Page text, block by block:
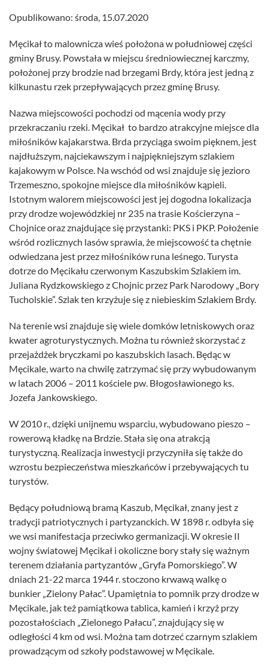
Opublikowano: środa, 15.07.2020
Męcikał to malownicza wieś położona w południowej części
gminy Brusy. Powstała w miejscu średniowiecznej karczmy,
położonej przy brodzie nad brzegami Brdy, która jest jedną z
kilkunastu rzek przepływających przez gminę Brusy.
Nazwa miejscowości pochodzi od mącenia wody przy
przekraczaniu rzeki. Męcikał to bardzo atrakcyjne miejsce dla
miłośników kajakarstwa. Brda przyciąga swoim pięknem, jest
najdłuższym, najciekawszym i najpiękniejszym szlakiem
kajakowym w Polsce. Na wschód od wsi znajduje się jezioro
Trzemeszno, spokojne miejsce dla miłośników kąpieli.
Istotnym walorem miejscowości jest jej dogodna lokalizacja
przy drodze wojewódzkiej nr 235 na trasie Kościerzyna –
Chojnice oraz znajdujące się przystanki: PKS i PKP. Położenie
wśród rozlicznych lasów sprawia, że miejscowość ta chętnie
odwiedzana jest przez miłośników runa leśnego. Turysta
dotrze do Męcikału czerwonym Kaszubskim Szlakiem im.
Juliana Rydzkowskiego z Chojnic przez Park Narodowy „Bory
Tucholskie”. Szlak ten krzyżuje się z niebieskim Szlakiem Brdy.
Na terenie wsi znajduje się wiele domków letniskowych oraz
kwater agroturystycznych. Można tu również skorzystać z
przejażdżek bryczkami po kaszubskich lasach. Będąc w
Męcikale, warto na chwilę zatrzymać się przy wybudowanym
w latach 2006 – 2011 kościele pw. Błogosławionego ks.
Jozefa Jankowskiego.
W 2010 r., dzięki unijnemu wsparciu, wybudowano pieszo –
rowerową kładkę na Brdzie. Stała się ona atrakcją
turystyczną. Realizacja inwestycji przyczyniła się także do
wzrostu bezpieczeństwa mieszkańców i przebywających tu
turystów.
Będący południową bramą Kaszub, Męcikał, znany jest z
tradycji patriotycznych i partyzanckich. W 1898 r. odbyła się
we wsi manifestacja przeciwko germanizacji. W okresie II
wojny światowej Męcikał i okoliczne bory stały się ważnym
terenem działania partyzantów „Gryfa Pomorskiego”. W
dniach 21-22 marca 1944 r. stoczono krwawą walkę o
bunkier „Zielony Pałac”. Upamiętnia to pomnik przy drodze w
Męcikale, jak też pamiątkowa tablica, kamień i krzyż przy
pozostałościach „Zielonego Pałacu”, znajdujący się w
odległości 4 km od wsi. Można tam dotrzeć czarnym szlakiem
prowadzącym od szkoły podstawowej w Męcikale.